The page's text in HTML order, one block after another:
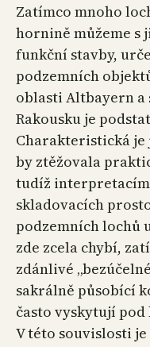
Zatímco mnoho
hornině můžeme
funkční stavby,
podzemních
oblasti Altbayern
Rakousku je
Charakteristická
by ztěžovala
tudíž
skladovacích
podzemních lochů
zde zcela chybí,
zdánlivé
sakrálně působící
často vyskytují pod
V této souvislosti